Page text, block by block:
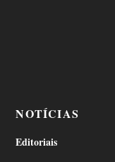
NOTÍCIAS
Editoriais